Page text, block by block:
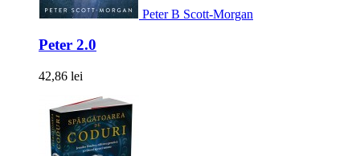
Peter B Scott-Morgan
Peter 2.0
42,86 lei